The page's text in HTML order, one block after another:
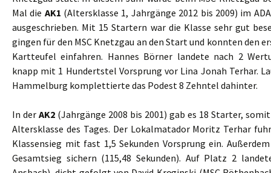
Mal die AK1 (Altersklasse 1, Jahrgänge 2012 bis 2009) im
ausgeschrieben. Mit 15 Startern war die Klasse sehr gut
gingen für den MSC Knetzgau an den Start und konnten den
Kartteufel einfahren. Hannes Börner landete nach 2
knapp mit 1 Hundertstel Vorsprung vor Lina Jonah Terhar.
Hammelburg komplettierte das Podest 8 Zehntel dahinter.
In der AK2 (Jahrgänge 2008 bis 2001) gab es 18 Starter,
Altersklasse des Tages. Der Lokalmatador Moritz Terhar
Klassensieg mit fast 1,5 Sekunden Vorsprung ein.
Gesamtsieg sichern (115,48 Sekunden). Auf Platz 2